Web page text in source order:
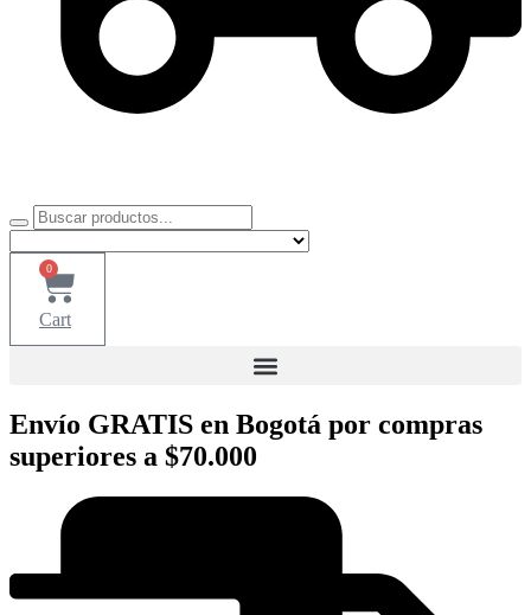
0
Cart
Envío GRATIS en Bogotá por compras
superiores a $70.000